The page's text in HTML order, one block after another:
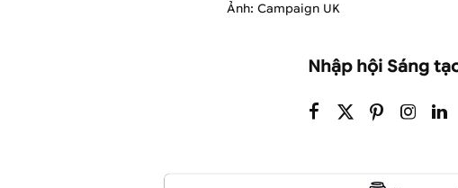
Ảnh: Campaign UK
Nhập hội Sáng